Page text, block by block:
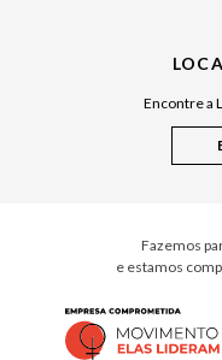
Cuidados CasaEncontre a
Fazemos
e estamos